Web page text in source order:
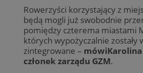
Rowerzyści korzystający z
będą mogli już swobodnie
pomiędzy czterema miastami
których wypożyczalnie zostały
zintegrowane –
członek zarządu GZM.